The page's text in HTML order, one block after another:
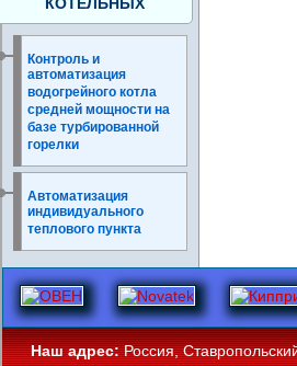
Контроль и
автоматизация
водогрейного котла
средней мощности на
базе турбированной
горелки
Автоматизация
индивидуального
теплового пункта
Наш адрес:Россия,